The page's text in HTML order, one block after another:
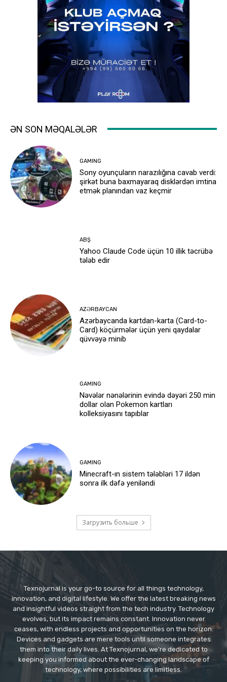
ƏN SON MƏQALƏLƏR
GAMING
Sony oyunçuların narazılığına cavab verdi:
şirkət buna baxmayaraq disklərdən imtina
etmək planından vaz keçmir
ABŞ
Yahoo Claude Code üçün 10 illik təcrübə
tələb edir
AZƏRBAYCAN
Azərbaycanda kartdan-karta (Card-to-
Card) köçürmələr üçün yeni qaydalar
qüvvəyə minib
GAMING
Nəvələr nənələrinin evində dəyəri 250 min
dollar olan Pokemon kartları
kolleksiyasını tapıblar
GAMING
Minecraft-ın sistem tələbləri 17 ildən
sonra ilk dəfə yeniləndi
Загрузить больше
Texnojurnal is your go-to source for all things technology,
innovation, and digital lifestyle. We offer the latest breaking news
and insightful videos straight from the tech industry. Technology
evolves, but its impact remains constant. Innovation never
ceases, with endless projects and opportunities on the horizon.
Devices and gadgets are mere tools until someone integrates
them into their daily lives. At Texnojurnal, we're dedicated to
keeping you informed about the ever-changing landscape of
technology, where possibilities are limitless.